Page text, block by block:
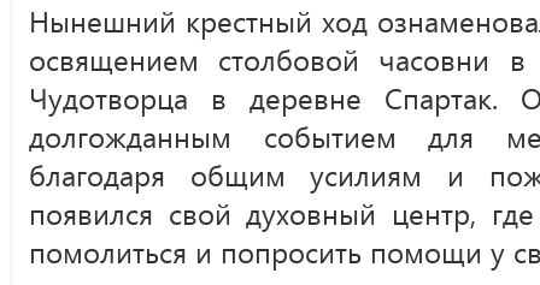
Нынешний крестный ход
освящением столбовой часовни в
Чудотворца в деревне Спартак.
долгожданным событием для
благодаря общим усилиям и
появился свой духовный центр,
помолиться и попросить помощи у